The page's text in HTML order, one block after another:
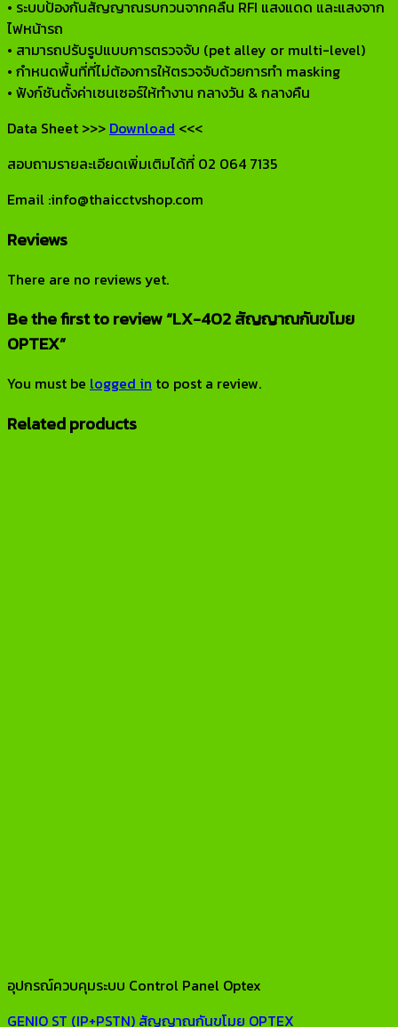
• ระบบป้องกันสัญญาณรบกวนจากคลื่น RFI แสงแดด และแสงจาก
ไฟหน้ารถ
• สามารถปรับรูปแบบการตรวจจับ (pet alley or multi-level)
• กำหนดพื้นที่ที่ไม่ต้องการให้ตรวจจับด้วยการทำ masking
• ฟังก์ชันตั้งค่าเซนเซอร์ให้ทำงาน กลางวัน & กลางคืน
Data Sheet >>> Download <<<
สอบถามรายละเอียดเพิ่มเติมได้ที่ 02 064 7135
Email :info@thaicctvshop.com
Reviews
There are no reviews yet.
Be the first to review “LX-402 สัญญาณกันขโมย
OPTEX”
You must be logged in to post a review.
Related products
อุปกรณ์ควบคุมระบบ Control Panel Optex
GENIO ST (IP+PSTN) สัญญาณกันขโมย OPTEX